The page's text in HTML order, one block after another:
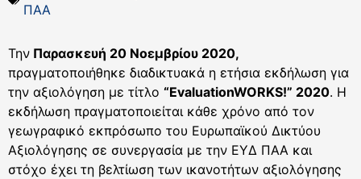
ΠΑΑ
Την Παρασκευή 20 Νοεμβρίου 2020,
πραγματοποιήθηκε διαδικτυακά η ετήσια εκδήλωση για
την αξιολόγηση με τίτλο “EvaluationWORKS!” 2020. Η
εκδήλωση πραγματοποιείται κάθε χρόνο από τον
γεωγραφικό εκπρόσωπο του Ευρωπαϊκού Δικτύου
Αξιολόγησης σε συνεργασία με την ΕΥΔ ΠΑΑ και
στόχο έχει τη βελτίωση των ικανοτήτων αξιολόγησης